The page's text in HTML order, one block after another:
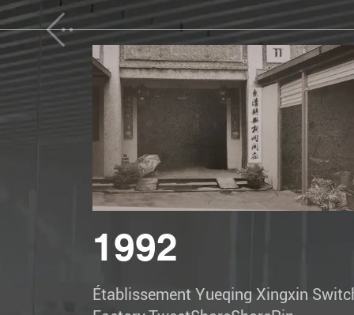
1992
Établissement Yueqing Xingxin